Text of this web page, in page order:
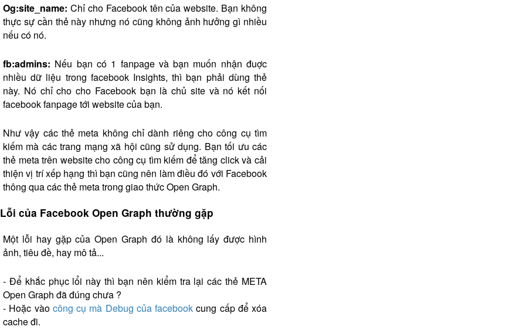
Og:site_name: Chỉ cho Facebook tên của website. Bạn không
thực sự cần thẻ này nhưng nó cũng không ảnh hưởng gì nhiều
nếu có nó.
fb:admins: Nếu bạn có 1 fanpage và bạn muốn nhận đuợc
nhiều dữ liệu trong facebook Insights, thì bạn phải dùng thẻ
này. Nó chỉ cho cho Facebook bạn là chủ site và nó kết nối
facebook fanpage tới website của bạn.
Như vậy các thẻ meta không chỉ dành riêng cho công cụ tìm
kiếm mà các trang mạng xã hội cũng sử dụng. Bạn tối ưu các
thẻ meta trên website cho công cụ tìm kiếm để tăng click và cải
thiện vị trí xếp hạng thì bạn cũng nên làm điều đó với Facebook
thông qua các thẻ meta trong giao thức Open Graph.
Lỗi của Facebook Open Graph thường gặp
Một lỗi hay gặp của Open Graph đó là không lấy được hình
ảnh, tiêu đề, hay mô tả...
- Để khắc phục lổi này thì bạn nên kiểm tra lại các thẻ META
Open Graph đã đúng chưa ?
- Hoặc vào công cụ mà Debug của facebook cung cấp để xóa
cache đi.